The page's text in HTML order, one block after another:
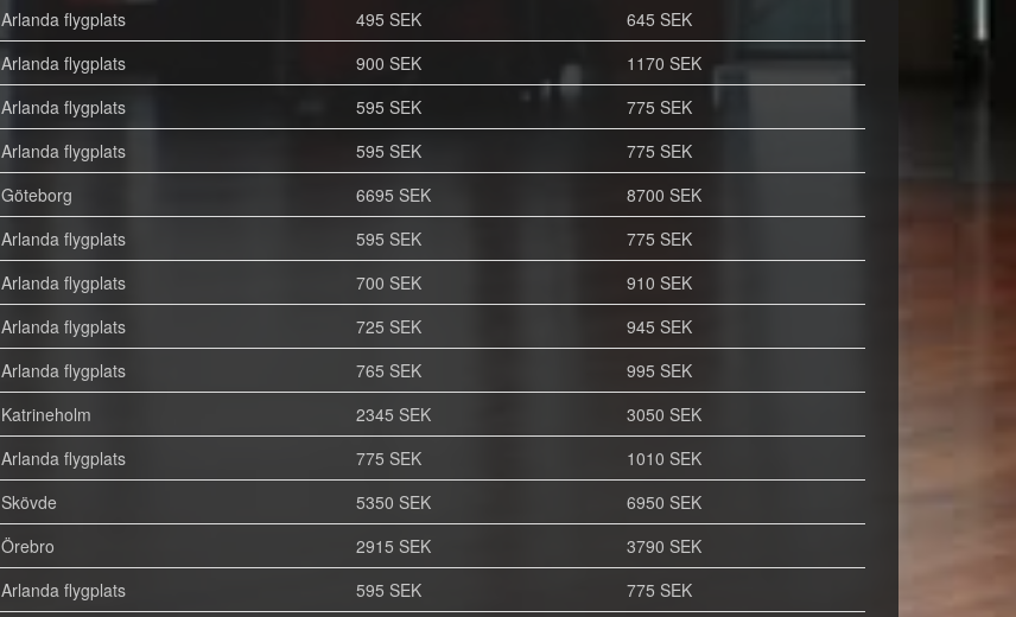
Arlanda flygplats 495 SEK
645 SEK
Arlanda flygplats 900 SEK
1170 SEK
Arlanda flygplats 595 SEK
775 SEK
Arlanda flygplats 595 SEK
775 SEK
Göteborg 6695 SEK
8700 SEK
Arlanda flygplats 595 SEK
775 SEK
Arlanda flygplats 700 SEK
910 SEK
Arlanda flygplats 725 SEK
945 SEK
Arlanda flygplats 765 SEK
995 SEK
Katrineholm 2345 SEK
3050 SEK
Arlanda flygplats 775 SEK
1010 SEK
Skövde 5350 SEK
6950 SEK
Örebro 2915 SEK
3790 SEK
Arlanda flygplats 595 SEK
775 SEK